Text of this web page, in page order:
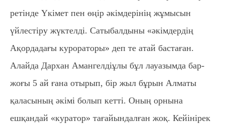
ретінде Үкімет пен өңір әкімдерінің жұмысын
үйлестіру жүктелді. Сатыбалдыны «әкімдердің
Ақордадағы курораторы» деп те атай бастаған.
Алайда Дархан Амангелдіұлы бұл лауазымда бар-
жоғы 5 ай ғана отырып, бір жыл бұрын Алматы
қаласының әкімі болып кетті. Оның орнына
ешқандай «куратор» тағайындалған жоқ. Кейінірек